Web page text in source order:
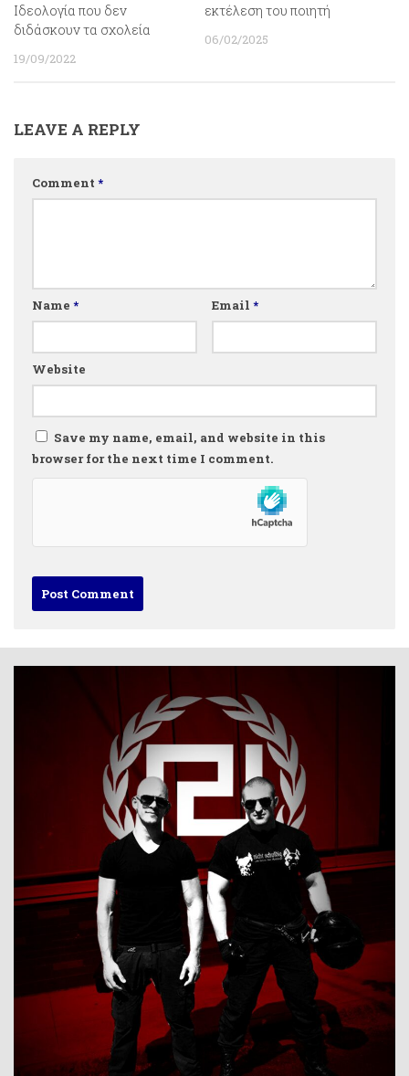
Ιδεολογία που δεν
διδάσκουν τα σχολεία
19/09/2022
εκτέλεση του ποιητή
06/02/2025
LEAVE A REPLY
Comment *
Name * Email *
Website
Save my name, email, and website in this
browser for the next time I comment.